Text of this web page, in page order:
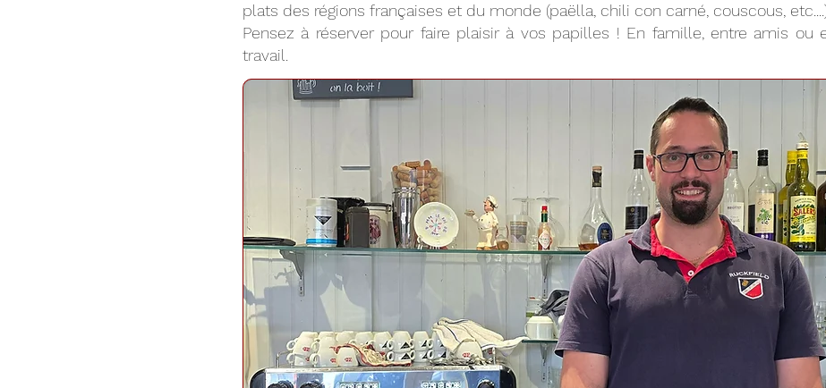
plats des régions françaises et du monde (paëlla, chili con carné, couscous,
Pensez à réserver pour faire plaisir à vos papilles ! En famille, entre amis ou
travail.